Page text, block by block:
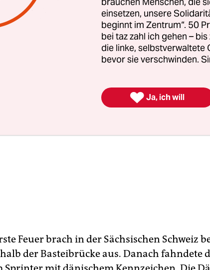
mit Benzingenerator und Kippen im
wurde.
Feuer brach in der Sächsischen Schweiz
der Basteibrücke aus. Danach fahndete
einsetzen, unsere
beginnt im Zentrum“. 50
bei taz zahl ich gehen –
die linke, selbstverwaltete
bevor sie verschwinden.
 Ja, ich will